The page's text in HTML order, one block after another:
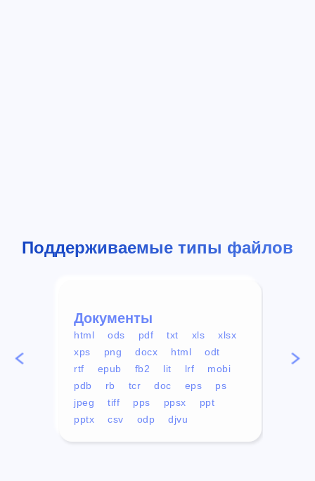
Поддерживаемые типы файлов
Документы
html ods pdf txt xls
xlsx
xps
png docx html
odt
rtf
epub fb2 lit lrf
mobi
pdb
rb tcr doc eps
ps
jpeg
tiff pps ppsx
ppt
pptx
csv odp djvu
mp4